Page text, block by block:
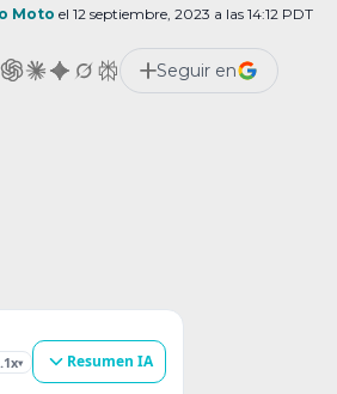
estos son los nuevos buques
[…]
Moto el 12 septiembre, 2023 a las 14:12 PDT
Seguir en
▾ Resumen IA